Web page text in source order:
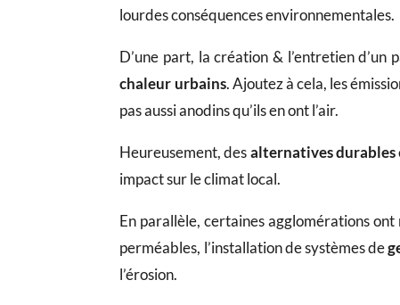
lourdes conséquences environnementales.
D’une part, la création & l’entretien d’un
chaleur urbains. Ajoutez à cela, les
pas aussi anodins qu’ils en ont l’air.
Heureusement, desalternatives durables
impact sur le climat local.
En parallèle, certaines agglomérations ont
perméables, l’installation de systèmes de
l’érosion.